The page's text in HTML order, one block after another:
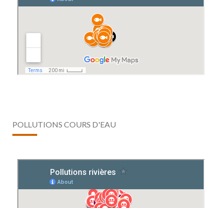
POLLUTIONS COURS D'EAU